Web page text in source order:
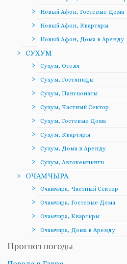
Новый Афон, Гостевые Дома
Новый Афон, Квартиры
Новый Афон, Дома в Аренду
СУХУМ
Сухум, Отели
Сухум, Гостиницы
Сухум, Пансионаты
Сухум, Частный Сектор
Сухум, Гостевые Дома
Сухум, Квартиры
Сухум, Дома в Аренду
Сухум, Автокемпинги
ОЧАМЧЫРА
Очамчира, Частный Сектор
Очамчира, Гостевые Дома
Очамчира, Квартиры
Очамчира, Дома в Аренду
Прогноз погоды